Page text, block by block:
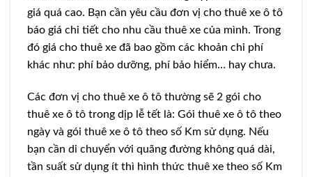
giá quá cao. Bạn cần yêu cầu đơn vị cho thuê xe ô tô
báo giá chi tiết cho nhu cầu thuê xe của mình. Trong
đó giá cho thuê xe đã bao gồm các khoản chi phí
khác như: phí bảo dưỡng, phí bảo hiểm… hay chưa.
Các đơn vị cho thuê xe ô tô thường sẽ 2 gói cho
thuê xe ô tô trong dịp lễ tết là: Gói thuê xe ô tô theo
ngày và gói thuê xe ô tô theo số Km sử dụng. Nếu
bạn cần di chuyển với quãng đường không quá dài,
tần suất sử dụng ít thì hình thức thuê xe theo số Km